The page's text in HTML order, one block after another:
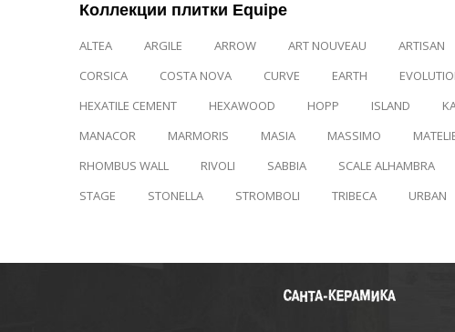
Коллекции плитки Equipe
ALTEA ARGILE ARROW ART NOUVEAU ARTISAN
CORSICA
COSTA NOVA CURVE EARTH
HEXATILE CEMENT
HEXAWOOD HOPP ISLAND
MANACOR
MARMORIS MASIA MASSIMO
RHOMBUS WALL
RIVOLI SABBIA SCALE ALHAMBRA
STAGE
STONELLA STROMBOLI TRIBECA URBAN